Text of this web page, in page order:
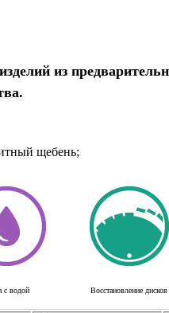
из
щебень;
с водой Восстановление дисков